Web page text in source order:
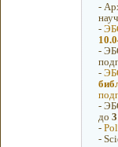
-
-
-
-
-
до
-
-